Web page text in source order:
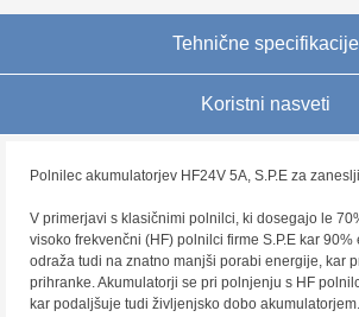
Tehnične specifikacije
Koristni nasveti
Polnilec akumulatorjev HF24V 5A, S.P.E za
V primerjavi s klasičnimi polnilci, ki dosegajo le
visoko frekvenčni (HF) polnilci firme S.P.E kar 90%
odraža tudi na znatno manjši porabi energije, kar
prihranke. Akumulatorji se pri polnjenju s HF
kar podaljšuje tudi življenjsko dobo akumulatorjem.